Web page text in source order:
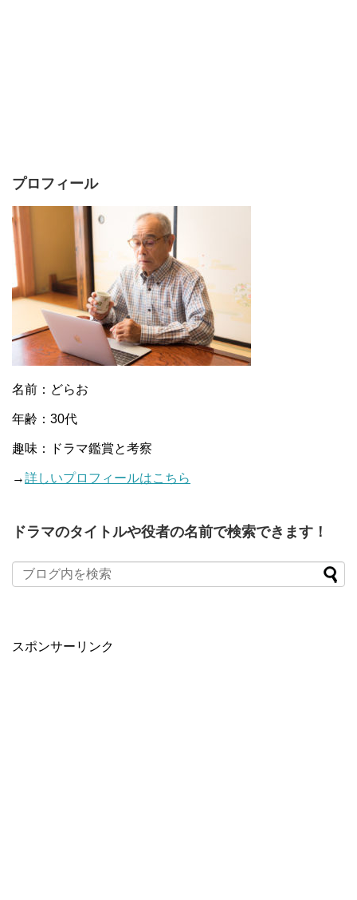
プロフィール
名前：どらお
年齢：30代
趣味：ドラマ鑑賞と考察
→詳しいプロフィールはこちら
ドラマのタイトルや役者の名前で検索できます！
スポンサーリンク